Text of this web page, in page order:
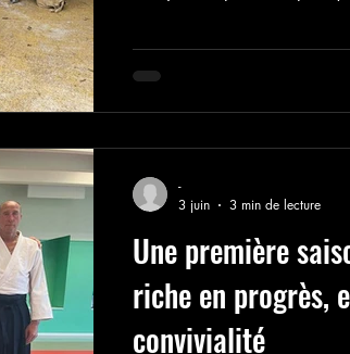
une entraide sincère entre
l’Aïkido.
Une première
riche en progrès,
convivialité
-
3 juin
3 min de lecture